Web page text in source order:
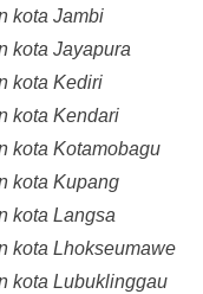
kota Jambi
kota Jayapura
kota Kediri
kota Kendari
kota Kotamobagu
kota Kupang
kota Langsa
kota Lhokseumawe
kota Lubuklinggau